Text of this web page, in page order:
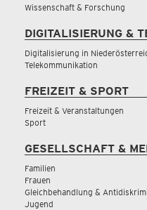
Wissenschaft & Forschung
DIGITALISIERUNG &
Digitalisierung in
Telekommunikation
FREIZEIT & SPORT
Freizeit & Veranstaltungen
Sport
GESELLSCHAFT &
Familien
Frauen
Gleichbehandlung &
Jugend